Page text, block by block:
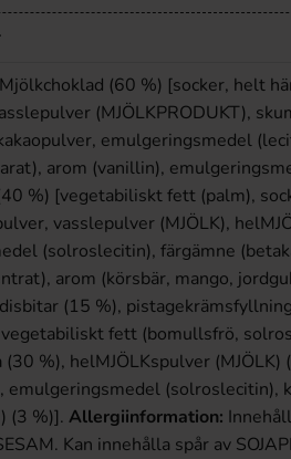
Mjölkchoklad (60 %) [socker, helt
(MJÖLKPRODUKT),
emulgeringsmedel
arom (vanillin),
%) [vegetabiliskt fett (palm),
vasslepulver (MJÖLK),
(solroslecitin), färgämne
arom (körsbär, mango,
(15 %),
fett (bomullsfrö,
(30 %), helMJÖLKspulver
emulgeringsmedel (solroslecitin),
(3 %)]. Allergiinformation:
Kan innehålla spår av